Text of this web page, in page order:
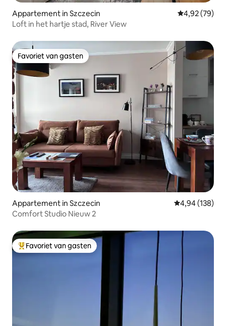
Appartement in Szczecin Gemiddelde
4,92 (79)
Loft in het hartje stad, River View
Favoriet van gasten
Favoriet van gasten
Appartement in Szczecin Gemiddelde
4,94 (138)
Comfort Studio Nieuw 2
Topfavoriet van gasten
Favoriet van gasten